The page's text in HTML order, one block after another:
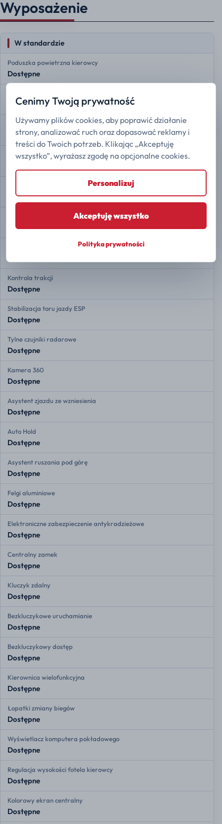
Wyposażenie
W standardzie
Poduszka powietrzna kierowcy
Dostępne
Dostępne
Przednie poduszki boczne
Dostępne
Monitorowanie ciśnienia w oponach
Przypomnienie o pasach bezpieczeństwa
Dostępne
Rozdział siły hamowania EBD
Dostępne
Kontrola trakcji
Dostępne
Stabilizacja toru jazdy ESP
Dostępne
Tylne czujniki radarowe
Dostępne
Kamera 360
Dostępne
Asystent zjazdu ze wzniesienia
Dostępne
Auto Hold
Dostępne
Asystent ruszania pod górę
Dostępne
Felgi aluminiowe
Dostępne
Elektroniczne zabezpieczenie antykradzieżowe
Dostępne
Centralny zamek
Dostępne
Kluczyk zdalny
Dostępne
Bezkluczykowe uruchamianie
Dostępne
Bezkluczykowy dostęp
Dostępne
Kierownica wielofunkcyjna
Dostępne
Łopatki zmiany biegów
Dostępne
Wyświetlacz komputera pokładowego
Dostępne
Regulacja wysokości fotela kierowcy
Dostępne
Kolorowy ekran centralny
Dostępne
Cenimy Twoją prywatność
Używamy plików cookies, aby poprawić działanie
strony, analizować ruch oraz dopasować reklamy i
treści do Twoich potrzeb. Klikając „Akceptuję
wszystko”, wyrażasz zgodę na opcjonalne cookies.
Personalizuj
Akceptuję wszystko
Polityka prywatności